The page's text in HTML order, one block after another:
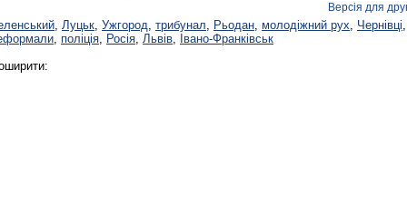
Версія для
, Луцьк, Ужгород, трибунал, Рьодан, молодіжний рух, Чернівці,
, поліція, Росія, Львів,
Івано-Франківськ